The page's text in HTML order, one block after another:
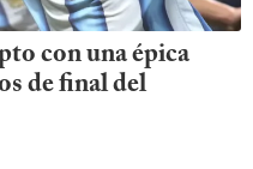
con una épica
de final del